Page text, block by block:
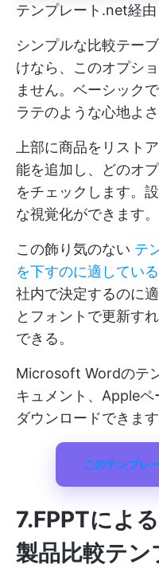
テンプレート.net経由
シンプルな比較テー
けなら、このオプシ
ません。ベーシック
ラテのような心地よ
上部に商品をリスト
能を追加し、どのオ
をチェックします。
な視覚化ができます。
この飾り気のない テ
を下すのに適している
社内で決定するのに
とフォントで更新す
できる。
Microsoft Wordのテ
キュメント、Appleペ
ダウンロードできます
このテンプレ
7.FPPTによ
製品比較テン